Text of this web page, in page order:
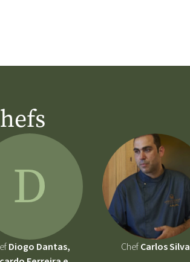
D
Diogo Dantas,
ChefCarlos Silva